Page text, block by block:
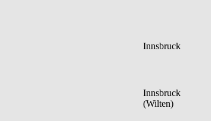
Innsbruck
Innsbruck
(Wilten)